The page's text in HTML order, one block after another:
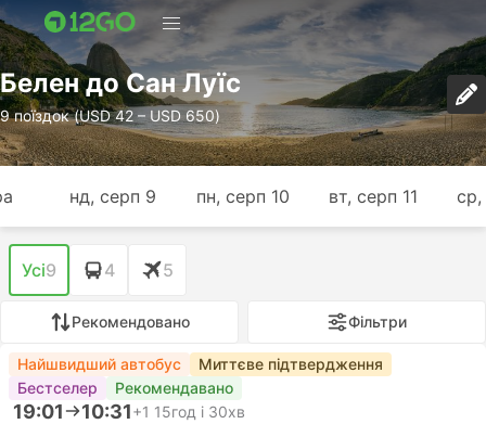
Белен до Сан Луїс
9 поїздок (USD 42 – USD 650)
нд, серп 9 пн, серп 10 вт, серп 11 ср,
Усі9 4 5
Рекомендовано Фільтри
Найшвидший автобус
Миттєве підтвердження
Бестселер
Рекомендавано
19:01 10:31+1 15год і 30хв